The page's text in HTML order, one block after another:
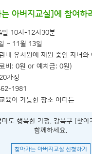
아버지교실]에 참여하
일 10시-12시30분
~ 11월 13일
내 유치원에 재원 중인 자녀와
비: 0원 or 예치금: 0원)
가정
1981
육이 가능한 장소 어디든
마도 행복한 가정, 강북구 [찾
함께하세요.
찾아가는 아버지교실 신청하기